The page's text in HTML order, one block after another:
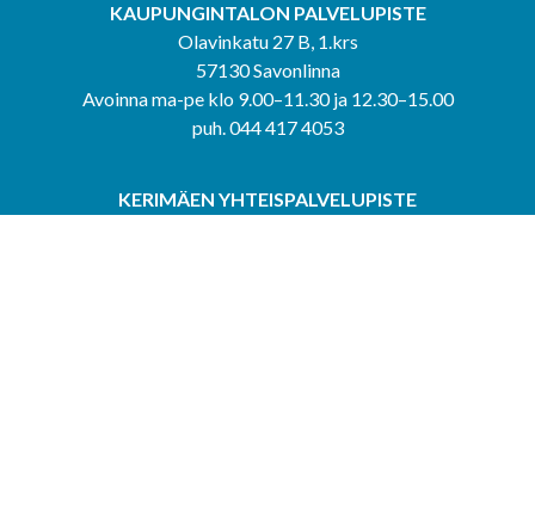
KAUPUNGINTALON PALVELUPISTE
Olavinkatu 27 B, 1.krs
57130 Savonlinna
Avoinna ma-pe klo 9.00–11.30 ja 12.30–15.00
puh. 044 417 4053
KERIMÄEN YHTEISPALVELUPISTE